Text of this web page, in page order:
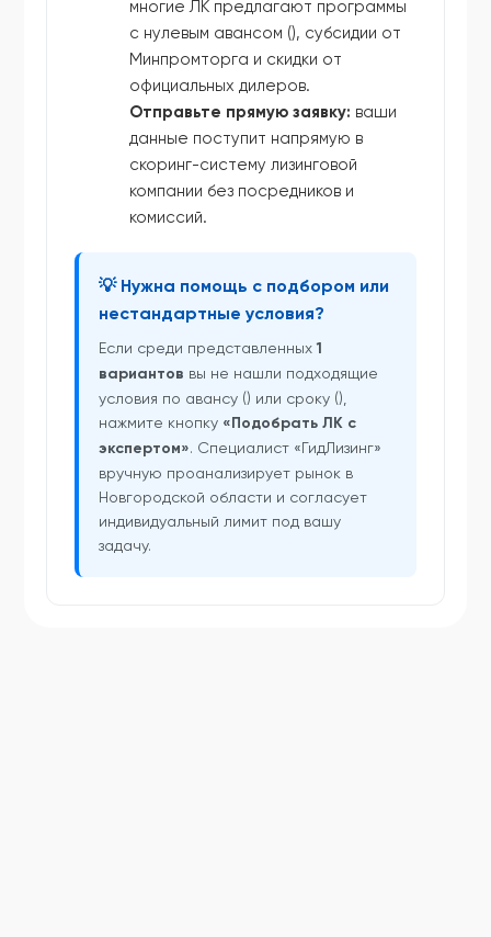
многие ЛК предлагают программы
с нулевым авансом (), субсидии от
Минпромторга и скидки от
официальных дилеров.
Отправьте прямую заявку: ваши
данные поступит напрямую в
скоринг-систему лизинговой
компании без посредников и
комиссий.
💡 Нужна помощь с подбором или
нестандартные условия?
Если среди представленных1
вариантов вы не нашли подходящие
условия по авансу () или сроку (),
нажмите кнопку «Подобрать ЛК с
экспертом». Специалист «ГидЛизинг»
вручную проанализирует рынок в
Новгородской области и согласует
индивидуальный лимит под вашу
задачу.